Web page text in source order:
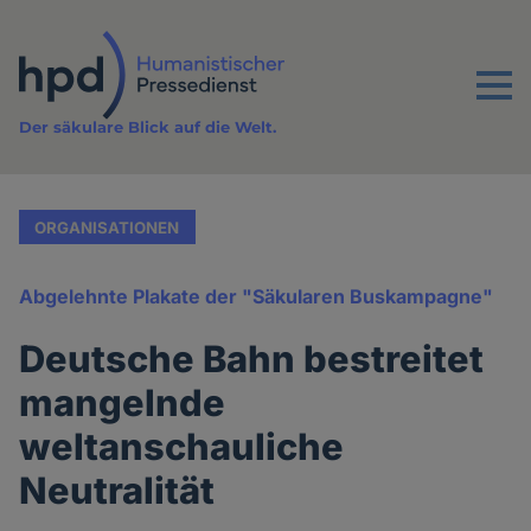
Inhalt
Menu
Der säkulare Blick auf die Welt.
ORGANISATIONEN
Abgelehnte Plakate der "Säkularen Buskampagne"
Deutsche Bahn bestreitet
mangelnde
weltanschauliche
Neutralität